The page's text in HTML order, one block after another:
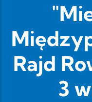
Rajd
3